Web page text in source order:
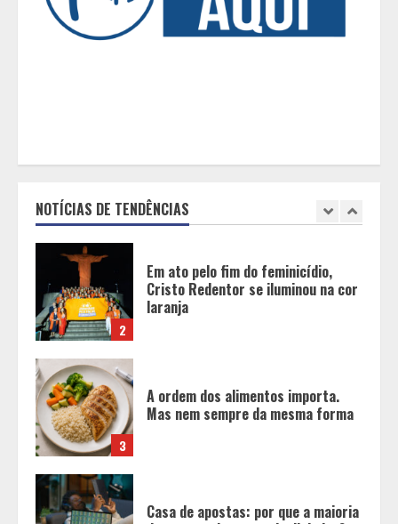
NOTÍCIAS DE TENDÊNCIAS
2
3
A ordem dos alimentos importa.
Mas nem sempre da mesma forma
4
Casa de apostas: por que a maioria
dos apostadores perde dinheiro?
de vestuário, lista reúne diversas